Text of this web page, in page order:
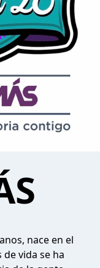
nace en el
de vida se ha